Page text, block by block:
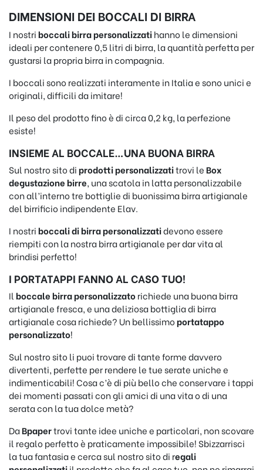
DIMENSIONI DEI BOCCALI DI BIRRA
I nostriboccali birra personalizzatihanno le dimensioni
ideali per contenere 0,5 litri di birra, la quantità perfetta per
gustarsi la propria birra in compagnia.
I boccali sono realizzati interamente in Italia e sono unici e
originali, difficili da imitare!
Il peso del prodotto fino è di circa 0,2 kg, la perfezione
esiste!
INSIEME AL BOCCALE…UNA BUONA BIRRA
Sul nostro sito diprodotti personalizzatitrovi leBox
degustazione birre, una scatola in latta personalizzabile
con all’interno tre bottiglie di buonissima birra artigianale
del birrificio indipendente Elav.
I nostriboccali di birra personalizzatidevono essere
riempiti con la nostra birra artigianale per dar vita al
brindisi perfetto!
I PORTATAPPI FANNO AL CASO TUO!
Il boccale birra personalizzatorichiede una buona birra
artigianale fresca, e una deliziosa bottiglia di birra
artigianale cosa richiede? Un bellissimoportatappo
personalizzato!
Sul nostro sito li puoi trovare di tante forme davvero
divertenti, perfette per rendere le tue serate uniche e
indimenticabili! Cosa c’è di più bello che conservare i tappi
dei momenti passati con gli amici di una vita o di una
serata con la tua dolce metà?
DaBpapertrovi tante idee uniche e particolari, non scovare
il regalo perfetto è praticamente impossibile! Sbizzarrisci
la tua fantasia e cerca sul nostro sito di regali